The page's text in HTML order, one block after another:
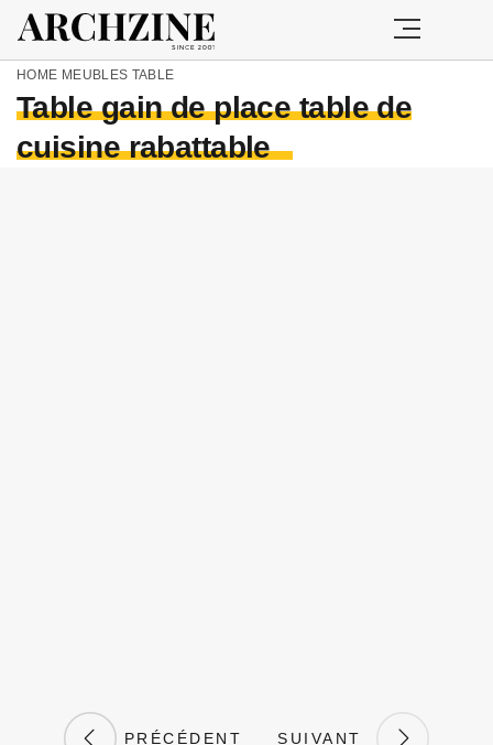
HOME MEUBLES TABLE
Table gain de place table de
cuisine rabattable
PRÉCÉDENT SUIVANT